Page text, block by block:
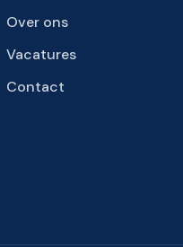
Over ons
Vacatures
Contact